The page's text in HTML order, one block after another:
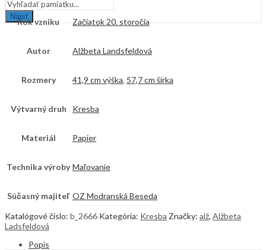
Nájsť
Rok vzniku Začiatok 20. storočia
Autor Alžbeta Landsfeldová
Rozmery 41,9 cm výška, 57,7 cm šírka
Výtvarný druh Kresba
Materiál Papier
Technika výroby Maľovanie
Súčasný majiteľ OZ Modranská Beseda
Katalógové číslo: b_2666 Kategória: Kresba Značky: alž, Alžbeta
Ladsfeldová
Popis